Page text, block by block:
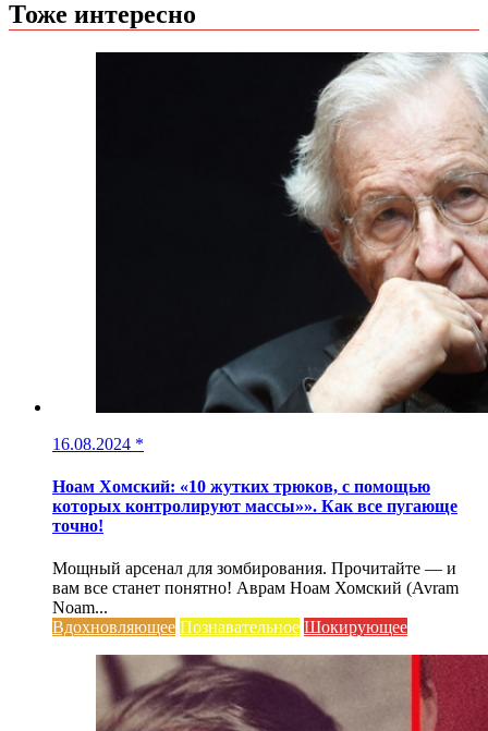
Тоже интересно
16.08.2024 *
Ноам Хомский: «10 жутких трюков, с помощью
которых контролируют массы»». Как все пугающе
точно!
Мощный арсенал для зомбирования. Прочитайте — и
вам все станет понятно! Аврам Ноам Хомский (Avram
Noam...
Вдохновляющее Познавательное Шокирующее